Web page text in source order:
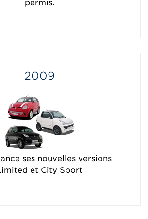
permis.
2009
ses nouvelles versions
et City Sport